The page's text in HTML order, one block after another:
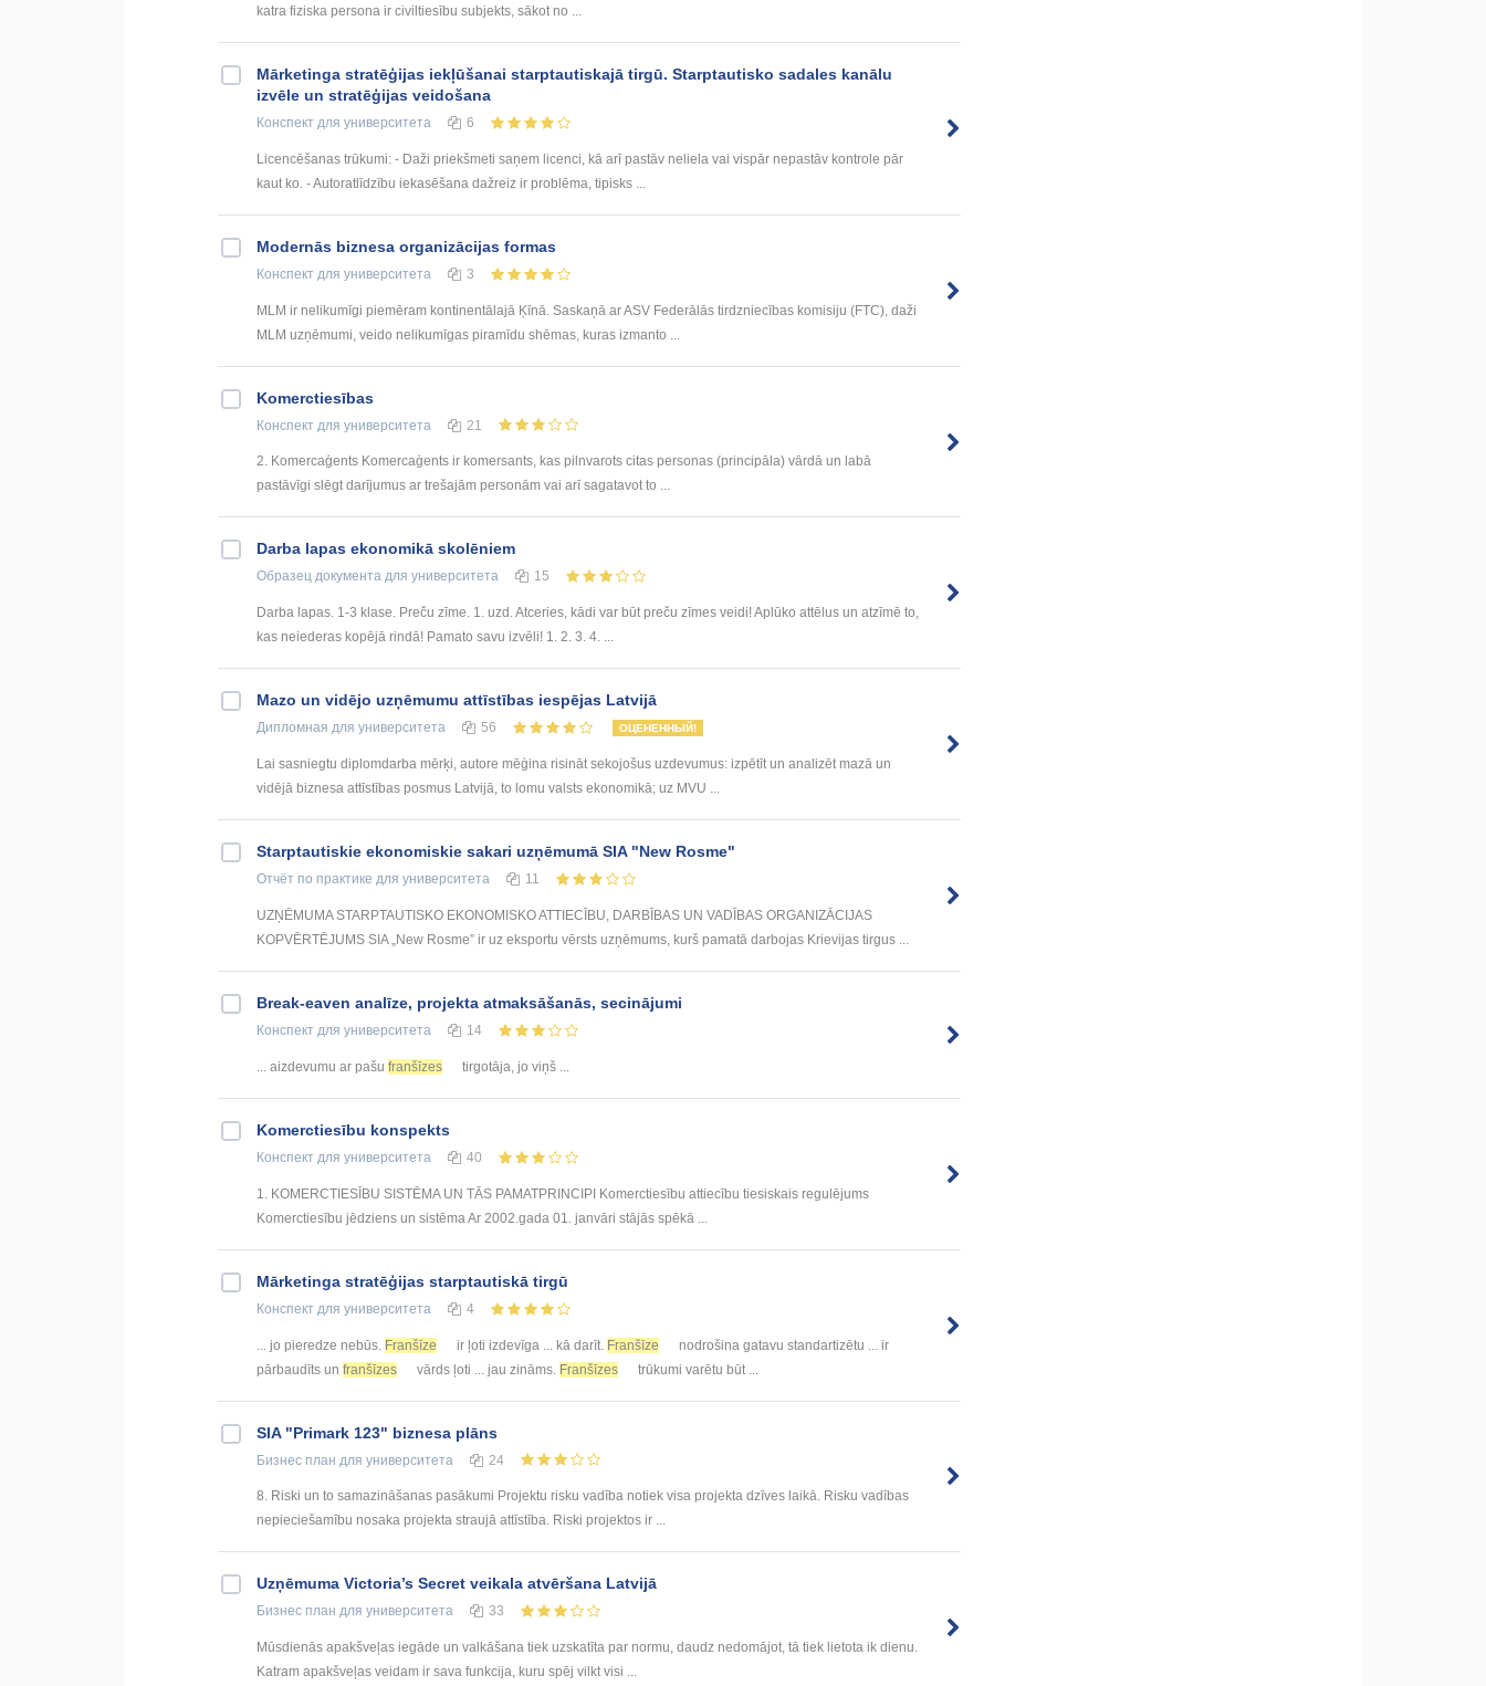
katra fiziska persona ir civiltiesību subjekts, sākot no ...
Mārketinga stratēģijas iekļūšanai starptautiskajā tirgū. Starptautisko sadales kanālu
izvēle un stratēģijas veidošana
Конспект для университета 6
Licencēšanas trūkumi: - Daži priekšmeti saņem licenci, kā arī pastāv neliela vai vispār nepastāv kontrole pār
kaut ko. - Autoratlīdzību iekasēšana dažreiz ir problēma, tipisks ...
Modernās biznesa organizācijas formas
Конспект для университета 3
MLM ir nelikumīgi piemēram kontinentālajā Ķīnā. Saskaņā ar ASV Federālās tirdzniecības komisiju (FTC), daži
MLM uzņēmumi, veido nelikumīgas piramīdu shēmas, kuras izmanto ...
Komerctiesības
Конспект для университета 21
2. Komercaģents Komercaģents ir komersants, kas pilnvarots citas personas (principāla) vārdā un labā
pastāvīgi slēgt darījumus ar trešajām personām vai arī sagatavot to ...
Darba lapas ekonomikā skolēniem
Образец документа для университета 15
Darba lapas. 1-3 klase. Preču zīme. 1. uzd. Atceries, kādi var būt preču zīmes veidi! Aplūko attēlus un atzīmē to,
kas neiederas kopējā rindā! Pamato savu izvēli! 1. 2. 3. 4. ...
Mazo un vidējo uzņēmumu attīstības iespējas Latvijā
Дипломная для университета 56 ОЦЕНЕННЫЙ!
Lai sasniegtu diplomdarba mērķi, autore mēģina risināt sekojošus uzdevumus: izpētīt un analizēt mazā un
vidējā biznesa attīstības posmus Latvijā, to lomu valsts ekonomikā; uz MVU ...
Starptautiskie ekonomiskie sakari uzņēmumā SIA "New Rosme"
Отчёт по практике для университета 11
UZŅĒMUMA STARPTAUTISKO EKONOMISKO ATTIECĪBU, DARBĪBAS UN VADĪBAS ORGANIZĀCIJAS
KOPVĒRTĒJUMS SIA „New Rosme” ir uz eksportu vērsts uzņēmums, kurš pamatā darbojas Krievijas tirgus ...
Break-eaven analīze, projekta atmaksāšanās, secinājumi
Конспект для университета 14
... aizdevumu ar pašu franšīzes tirgotāja, jo viņš ...
Komerctiesību konspekts
Конспект для университета 40
1. KOMERCTIESĪBU SISTĒMA UN TĀS PAMATPRINCIPI Komerctiesību attiecību tiesiskais regulējums
Komerctiesību jēdziens un sistēma Ar 2002.gada 01. janvāri stājās spēkā ...
Mārketinga stratēģijas starptautiskā tirgū
Конспект для университета 4
... jo pieredze nebūs. Franšīze ir ļoti izdevīga ... kā darīt. Franšīze
nodrošina gatavu standartizētu ... ir
pārbaudīts un franšīzes vārds ļoti ... jau zināms. Franšīzes trūkumi varētu būt ...
SIA "Primark 123" biznesa plāns
Бизнес план для университета 24
8. Riski un to samazināšanas pasākumi Projektu risku vadība notiek visa projekta dzīves laikā. Risku vadības
nepieciešamību nosaka projekta straujā attīstība. Riski projektos ir ...
Uzņēmuma Victoria’s Secret veikala atvēršana Latvijā
Бизнес план для университета 33
Mūsdienās apakšveļas iegāde un valkāšana tiek uzskatīta par normu, daudz nedomājot, tā tiek lietota ik dienu.
Katram apakšveļas veidam ir sava funkcija, kuru spēj vilkt visi ...